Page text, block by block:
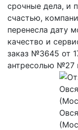
срочные дела, и
счастью,
перенесла дату
качество и
заказ №3645 от
антресолью №27